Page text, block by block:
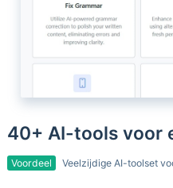
40+ AI-tools voor
Voordeel Veelzijdige AI-toolset